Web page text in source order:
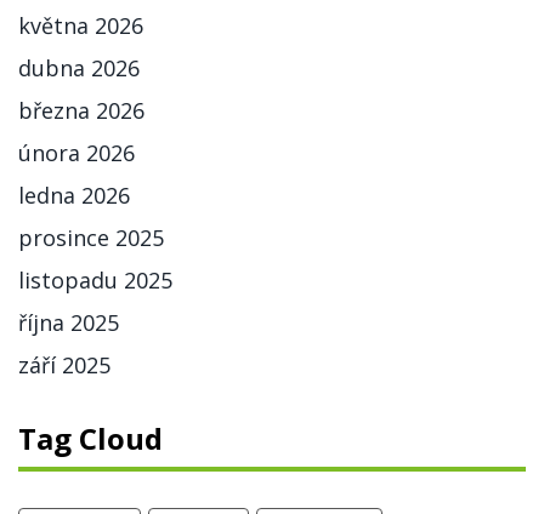
května 2026
dubna 2026
března 2026
února 2026
ledna 2026
prosince 2025
listopadu 2025
října 2025
září 2025
Tag Cloud